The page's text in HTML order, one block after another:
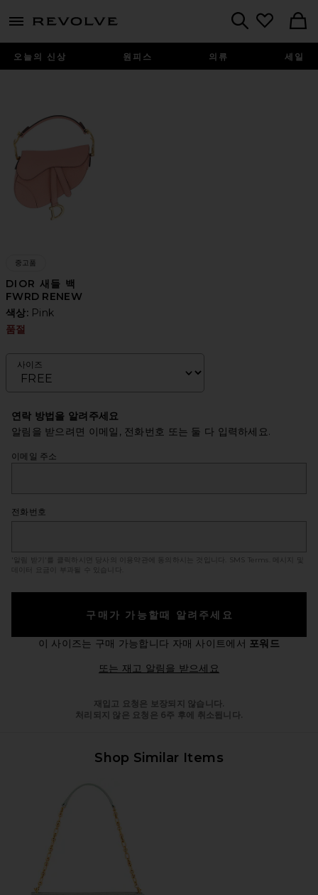
menu - shows more content
오늘의 신상 원피스 의류 세일
중고품
DIOR 새들 백
FWRD RENEW
색상: Pink
품절
사이즈
연락 방법을 알려주세요
알림을 받으려면 이메일, 전화번호 또는 둘 다 입력하세요.
이메일 주소
전화번호
'알림 받기'를 클릭하시면 당사의 이용약관에 동의하시는 것입니다. SMS Terms
. 메시지 및
데이터 요금이 부과될 수 있습니다.
구매가 가능할때 알려주세요
이 사이즈는 구매 가능합니다 자매 사이트에서 포워드
또는 재고 알림을 받으세요
재입고 요청은 보장되지 않습니다.
처리되지 않은 요청은 6주 후에 취소됩니다.
Shop Similar Items